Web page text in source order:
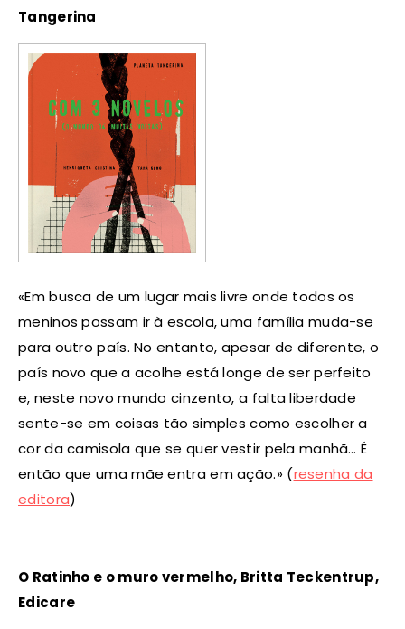
Tangerina
«Em busca de um lugar mais livre onde todos os
meninos possam ir à escola, uma família muda-se
para outro país. No entanto, apesar de diferente, o
país novo que a acolhe está longe de ser perfeito
e, neste novo mundo cinzento, a falta liberdade
sente-se em coisas tão simples como escolher a
cor da camisola que se quer vestir pela manhã… É
então que uma mãe entra em ação.» (resenha da
editora)
O Ratinho e o muro vermelho, Britta Teckentrup,
Edicare